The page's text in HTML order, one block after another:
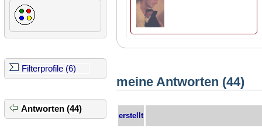
Filterprofile (6)
Antworten (44)
meine Antworten (44)
erstellt